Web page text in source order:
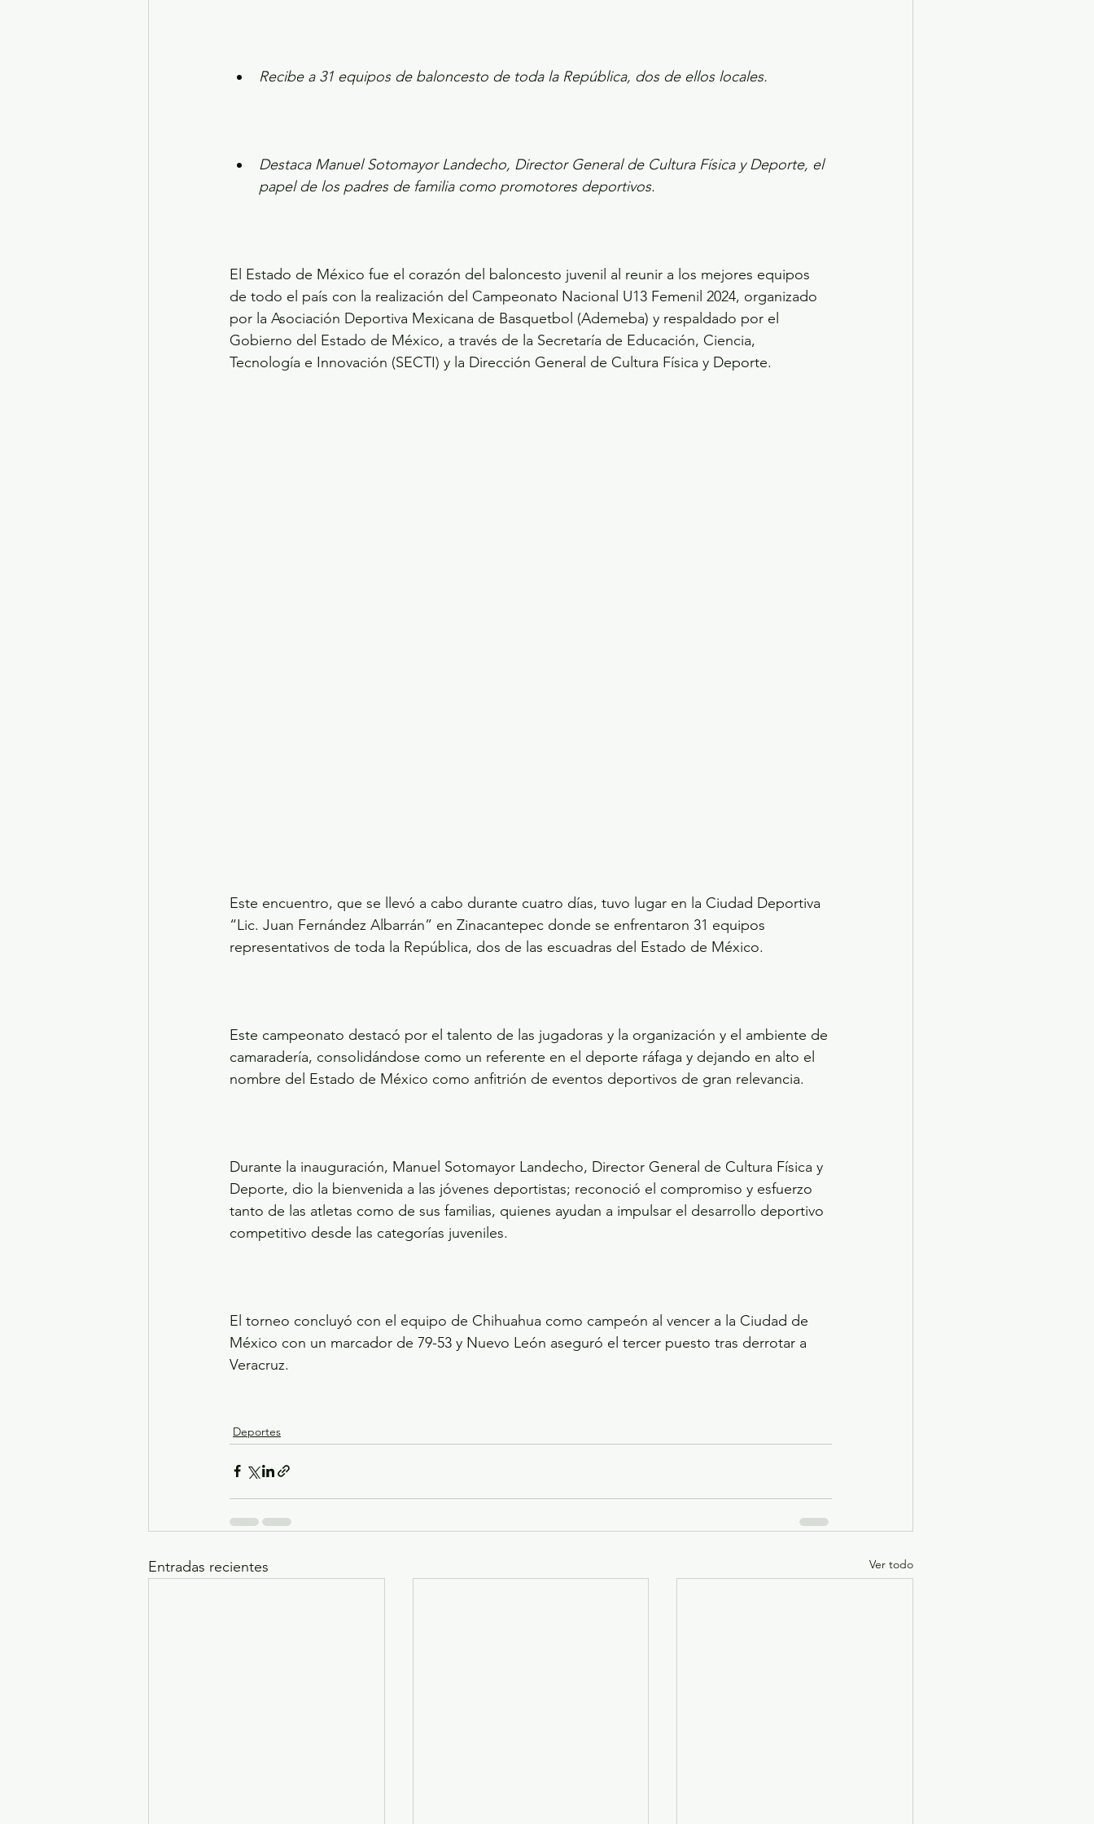
Recibe a 31 equipos de baloncesto de toda la República, dos de ellos locales.
Destaca Manuel Sotomayor Landecho, Director General de Cultura Física y Deporte, el
papel de los padres de familia como promotores deportivos.
El Estado de México fue el corazón del baloncesto juvenil al reunir a los mejores equipos
de todo el país con la realización del Campeonato Nacional U13 Femenil 2024, organizado
por la Asociación Deportiva Mexicana de Basquetbol (Ademeba) y respaldado por el
Gobierno del Estado de México, a través de la Secretaría de Educación, Ciencia,
Tecnología e Innovación (SECTI) y la Dirección General de Cultura Física y Deporte.
Este encuentro, que se llevó a cabo durante cuatro días, tuvo lugar en la Ciudad Deportiva
“Lic. Juan Fernández Albarrán” en Zinacantepec donde se enfrentaron 31 equipos
representativos de toda la República, dos de las escuadras del Estado de México.
Este campeonato destacó por el talento de las jugadoras y la organización y el ambiente de
camaradería, consolidándose como un referente en el deporte ráfaga y dejando en alto el
nombre del Estado de México como anfitrión de eventos deportivos de gran relevancia.
Durante la inauguración, Manuel Sotomayor Landecho, Director General de Cultura Física y
Deporte, dio la bienvenida a las jóvenes deportistas; reconoció el compromiso y esfuerzo
tanto de las atletas como de sus familias, quienes ayudan a impulsar el desarrollo deportivo
competitivo desde las categorías juveniles.
El torneo concluyó con el equipo de Chihuahua como campeón al vencer a la Ciudad de
México con un marcador de 79-53 y Nuevo León aseguró el tercer puesto tras derrotar a
Veracruz.
Deportes
Entradas recientes Ver todo